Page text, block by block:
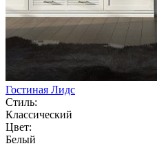
Гостиная Лидс
Стиль:
Классический
Цвет:
Белый